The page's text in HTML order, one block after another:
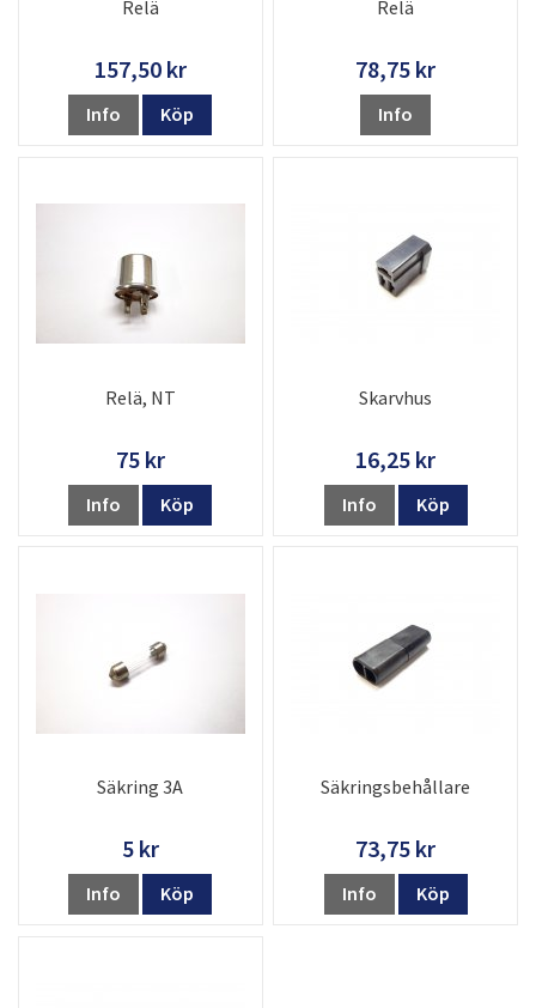
Relä
157,50 kr
Info Köp
Relä
78,75 kr
Info
Relä, NT
75 kr
Info Köp
Skarvhus
16,25 kr
Info Köp
Säkring 3A
5 kr
Info Köp
Säkringsbehållare
73,75 kr
Info Köp